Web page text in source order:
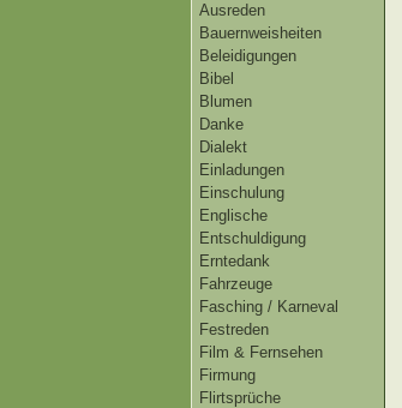
Ausreden
Bauernweisheiten
Beleidigungen
Bibel
Blumen
Danke
Dialekt
Einladungen
Einschulung
Englische
Entschuldigung
Erntedank
Fahrzeuge
Fasching / Karneval
Festreden
Film & Fernsehen
Firmung
Flirtsprüche